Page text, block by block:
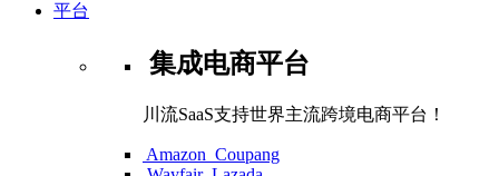
平台
集成电商平台
川流SaaS支持世界主流跨境电商平台！
Amazon Coupang